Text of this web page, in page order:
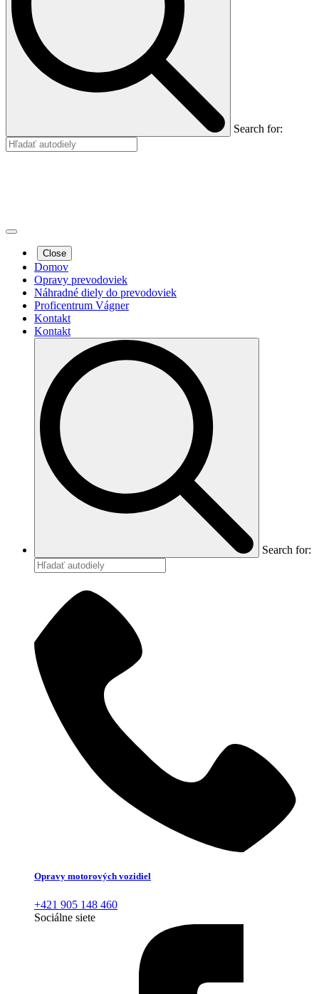
Search for:
Close
Domov
Opravy prevodoviek
Náhradné diely do prevodoviek
Proficentrum Vágner
Kontakt
Kontakt
Search for:
Opravy motorových vozidiel
+421 905 148 460
Sociálne siete